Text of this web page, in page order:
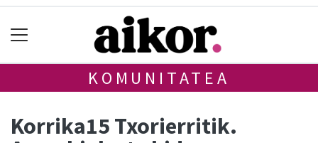
KOMUNITATEA
Korrika15 Txorierritik.